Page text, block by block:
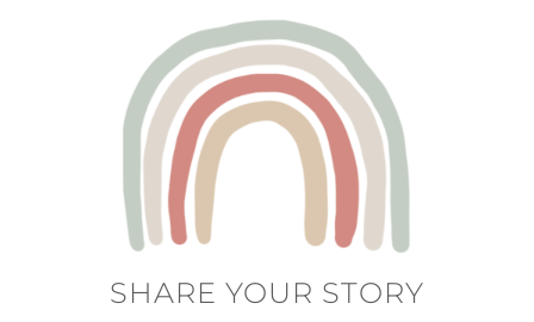
SHARE YOUR STORY